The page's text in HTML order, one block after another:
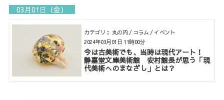
03月01日（金）
カテゴリ： 丸の内 / コラム / イベント
今は古美術でも、当時は現代アート！
静嘉堂文庫美術館 安村館長が思う「現
代美術へのまなざし」とは？
2024年03月01日 11時00分